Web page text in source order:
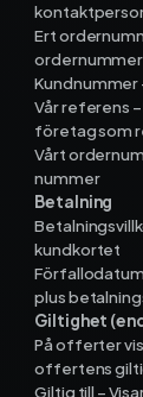
Ert
Kundnummer
Vår referens
företag som
Vårt
nummer
Betalning
kundkortet
plus
Giltighet
På offerter
offertens
Giltig till –